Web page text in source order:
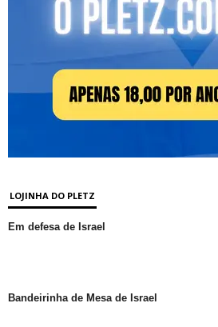
LOJINHA DO PLETZ
Em defesa de Israel
Bandeirinha de Mesa de Israel